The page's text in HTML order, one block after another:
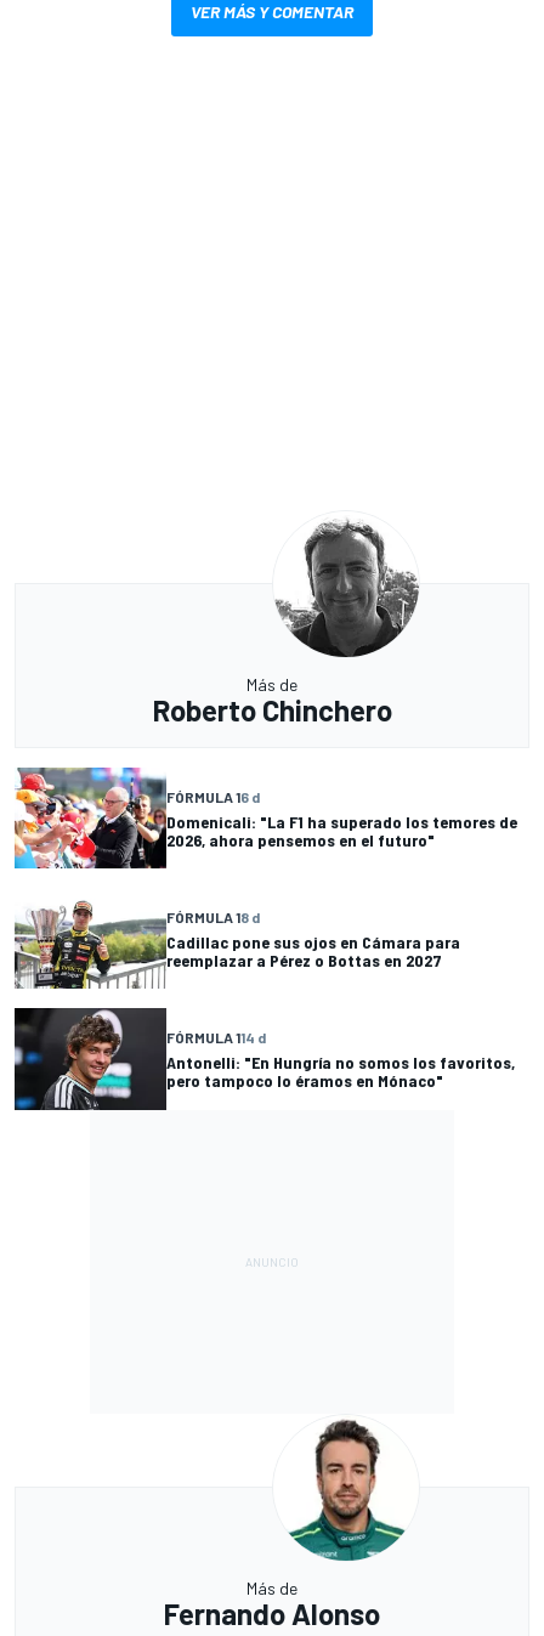
VER MÁS Y COMENTAR
Más de
Roberto Chinchero
FÓRMULA 16 d
Domenicali: "La F1 ha superado los temores de
2026, ahora pensemos en el futuro"
FÓRMULA 18 d
Cadillac pone sus ojos en Cámara para
reemplazar a Pérez o Bottas en 2027
FÓRMULA 114 d
Antonelli: "En Hungría no somos los favoritos,
pero tampoco lo éramos en Mónaco"
Más de
Fernando Alonso